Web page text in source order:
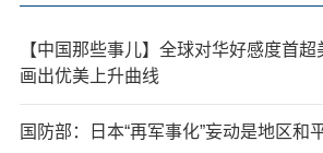
【中国那些事儿】全球对华好感度首
画出优美上升曲线
国防部：日本“再军事化”妄动是地区和